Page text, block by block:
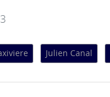
Julien Canal